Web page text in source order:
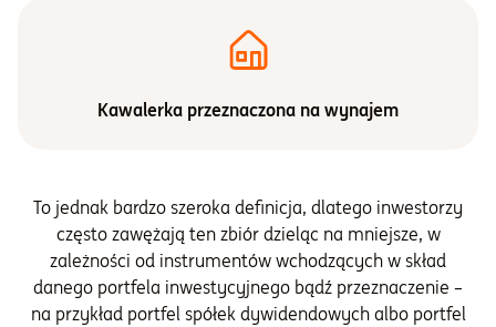
Kawalerka przeznaczona na wynajem
To jednak bardzo szeroka definicja, dlatego inwestorzy
często zawężają ten zbiór dzieląc na mniejsze, w
zależności od instrumentów wchodzących w skład
danego portfela inwestycyjnego bądź przeznaczenie –
na przykład portfel spółek dywidendowych albo portfel